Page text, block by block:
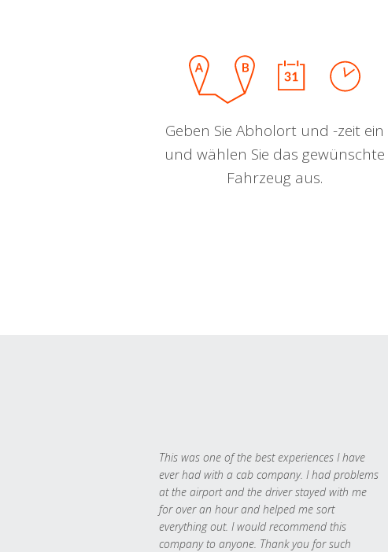
Geben Sie Abholort und -zeit ein
und wählen Sie das gewünschte
Fahrzeug aus.
This was one of the best experiences I have
ever had with a cab company. I had problems
at the airport and the driver stayed with me
for over an hour and helped me sort
everything out. I would recommend this
company to anyone. Thank you for such